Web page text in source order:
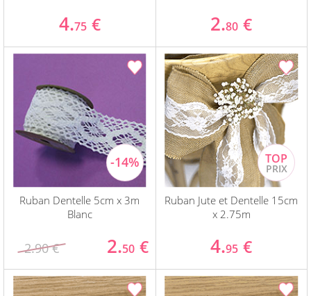
4.75 € 2.80 €
Ruban Dentelle 5cm x 3m
Blanc
2.90 € 2.50 €
Ruban Jute et Dentelle 15cm
x 2.75m
4.95 €